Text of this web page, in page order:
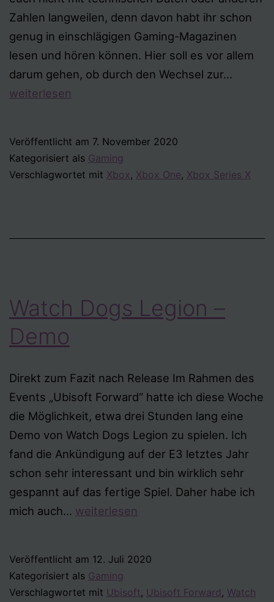
Zahlen langweilen, denn davon habt ihr schon
genug in einschlägigen Gaming-Magazinen
lesen und hören können. Hier soll es vor allem
darum gehen, ob durch den Wechsel zur…
weiterlesen
Veröffentlicht am 7. November 2020
Kategorisiert als Gaming
Verschlagwortet mit Xbox, Xbox One, Xbox Series X
Watch Dogs Legion –
Demo
Direkt zum Fazit nach Release Im Rahmen des
Events „Ubisoft Forward“ hatte ich diese Woche
die Möglichkeit, etwa drei Stunden lang eine
Demo von Watch Dogs Legion zu spielen. Ich
fand die Ankündigung auf der E3 letztes Jahr
schon sehr interessant und bin wirklich sehr
gespannt auf das fertige Spiel. Daher habe ich
mich auch… Watch
–
Demo
weiterlesen
Veröffentlicht am 12. Juli 2020
Kategorisiert als Gaming
Verschlagwortet mit Ubisoft, Ubisoft Forward, Watch